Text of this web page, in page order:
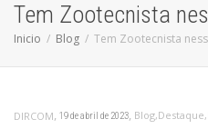
Tem Zootecnista
Inicio Blog Tem Zootecnista
DIRCOM, 19 de abril de 2023, Blog,Destaque,